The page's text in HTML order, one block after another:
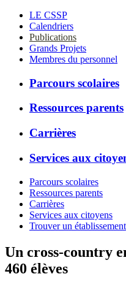
LE CSSP
Calendriers
Publications
Grands Projets
Membres du personnel
Parcours scolaires
Ressources parents
Carrières
Services aux
Parcours scolaires
Ressources parents
Carrières
Services aux citoyens
Trouver un établissement
Un cross-country
460 élèves